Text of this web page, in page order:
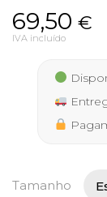
69,50 €
IVA incluído
Tamanho